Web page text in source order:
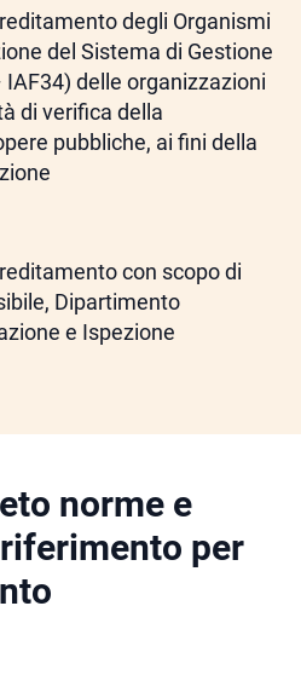
degli Organismi
del Sistema di Gestione
IAF34) delle organizzazioni
di verifica della
pubbliche, ai fini della
con scopo di
Dipartimento
e Ispezione
norme e
per